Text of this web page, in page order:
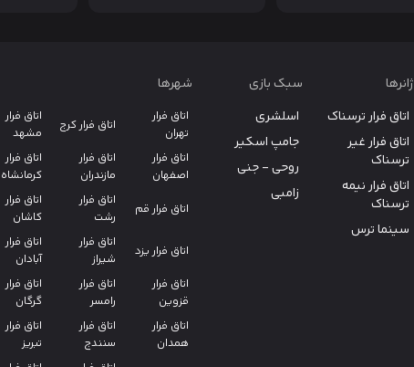
ژانرها
اتاق فرار ترسناک
اتاق فرار غیر
ترسناک
اتاق فرار نیمه
ترسناک
سینما ترس
سبک بازی
اسلشری
جامپ اسکیر
روحی - جنی
زامبی
شهرها
اتاق فرار
تهران
اتاق فرار کرج
اتاق فرار
مشهد
اتاق فرار
اصفهان
اتاق فرار
مازندران
اتاق فرار
کرمانشاه
اتاق فرار قم
اتاق فرار
رشت
اتاق فرار
کاشان
اتاق فرار یزد
اتاق فرار
شیراز
اتاق فرار
آبادان
اتاق فرار
قزوین
اتاق فرار
رامسر
اتاق فرار
گرگان
اتاق فرار
همدان
اتاق فرار
سنندج
اتاق فرار
تبریز